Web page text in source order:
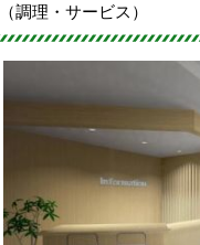
調理・サービス）